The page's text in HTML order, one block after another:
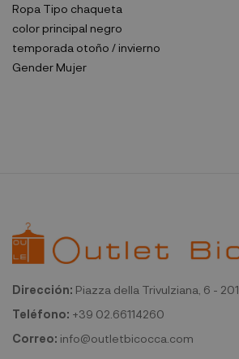
Ropa Tipo chaqueta
color principal negro
temporada otoño / invierno
Gender Mujer
Dirección: Piazza della Trivulziana, 6 -
Teléfono: +39 02.66114260
Correo: info@outletbicocca.com